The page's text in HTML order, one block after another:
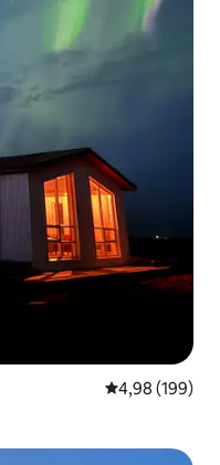
Gemiddelde
4,98 (199)